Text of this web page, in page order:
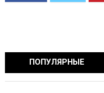
ПОПУЛЯРНЫЕ